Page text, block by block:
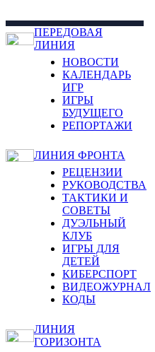
ПЕРЕДОВАЯ
ЛИНИЯ
НОВОСТИ
КАЛЕНДАРЬ
ИГР
ИГРЫ
БУДУЩЕГО
РЕПОРТАЖИ
ЛИНИЯ ФРОНТА
РЕЦЕНЗИИ
РУКОВОДСТВА
ТАКТИКИ И
СОВЕТЫ
ДУЭЛЬНЫЙ
КЛУБ
ИГРЫ ДЛЯ
ДЕТЕЙ
КИБЕРСПОРТ
ВИДЕОЖУРНАЛ
КОДЫ
ЛИНИЯ
ГОРИЗОНТА